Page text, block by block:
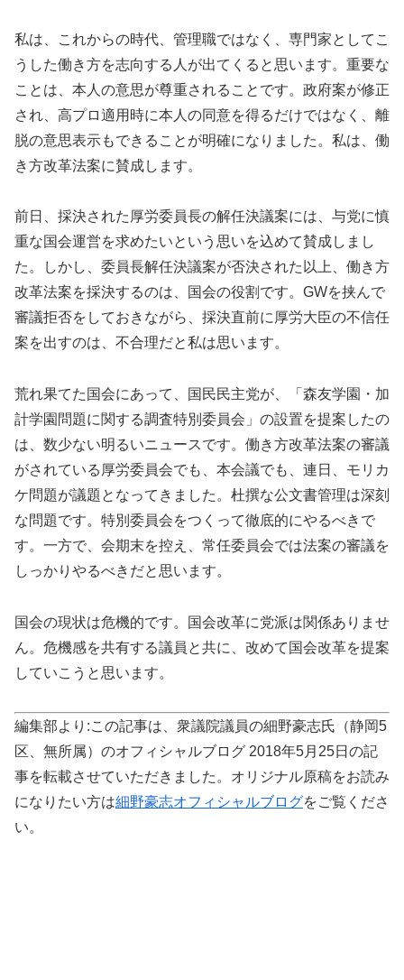
私は、これからの時代、管理職ではなく、専門家としてこ
うした働き方を志向する人が出てくると思います。重要な
ことは、本人の意思が尊重されることです。政府案が修正
され、高プロ適用時に本人の同意を得るだけではなく、離
脱の意思表示もできることが明確になりました。私は、働
き方改革法案に賛成します。
前日、採決された厚労委員長の解任決議案には、与党に慎
重な国会運営を求めたいという思いを込めて賛成しまし
た。しかし、委員長解任決議案が否決された以上、働き方
改革法案を採決するのは、国会の役割です。GWを挟んで
審議拒否をしておきながら、採決直前に厚労大臣の不信任
案を出すのは、不合理だと私は思います。
荒れ果てた国会にあって、国民民主党が、「森友学園・加
計学園問題に関する調査特別委員会」の設置を提案したの
は、数少ない明るいニュースです。働き方改革法案の審議
がされている厚労委員会でも、本会議でも、連日、モリカ
ケ問題が議題となってきました。杜撰な公文書管理は深刻
な問題です。特別委員会をつくって徹底的にやるべきで
す。一方で、会期末を控え、常任委員会では法案の審議を
しっかりやるべきだと思います。
国会の現状は危機的です。国会改革に党派は関係ありませ
ん。危機感を共有する議員と共に、改めて国会改革を提案
していこうと思います。
編集部より:この記事は、衆議院議員の細野豪志氏（静岡5
区、無所属）のオフィシャルブログ 2018年5月25日の記
事を転載させていただきました。オリジナル原稿をお読み
になりたい方は細野豪志オフィシャルブログをご覧くださ
い。